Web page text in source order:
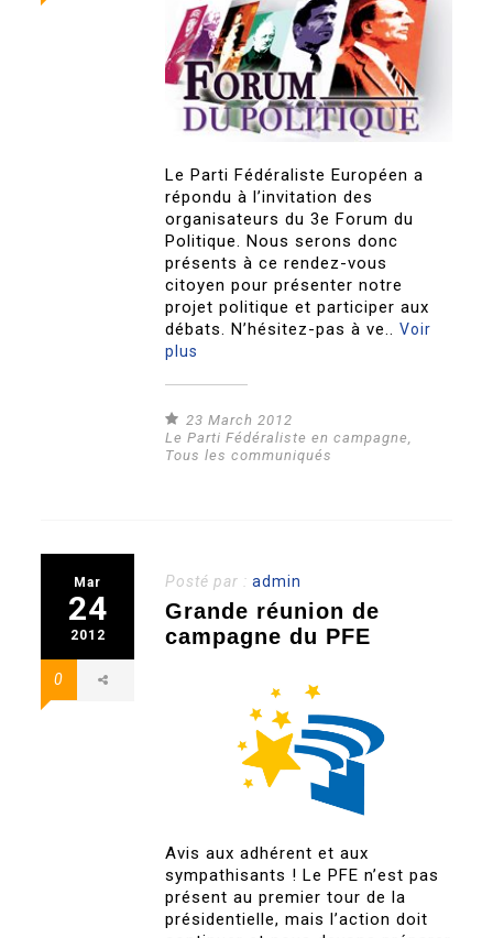
Le Parti Fédéraliste Européen a
répondu à l’invitation des
organisateurs du 3e Forum du
Politique. Nous serons donc
présents à ce rendez-vous
citoyen pour présenter notre
projet politique et participer aux
débats. N’hésitez-pas à ve..Voir
plus
23 March 2012
Le Parti Fédéraliste en campagne
Tous les communiqués
Mar
24
2012
0
Posté par :admin
Grande réunion de
campagne du PFE
Avis aux adhérent et aux
sympathisants ! Le PFE n’est pas
présent au premier tour de la
présidentielle, mais l’action doit